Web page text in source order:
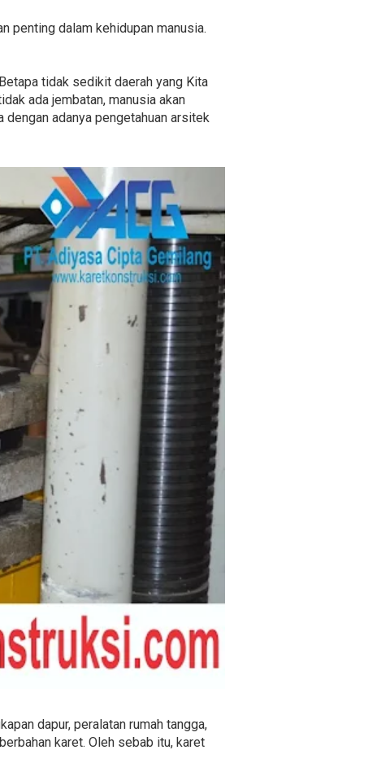
penting dalam kehidupan manusia.
tidak sedikit daerah yang Kita
ada jembatan, manusia akan
adanya pengetahuan arsitek
dapur, peralatan rumah tangga,
karet. Oleh sebab itu, karet